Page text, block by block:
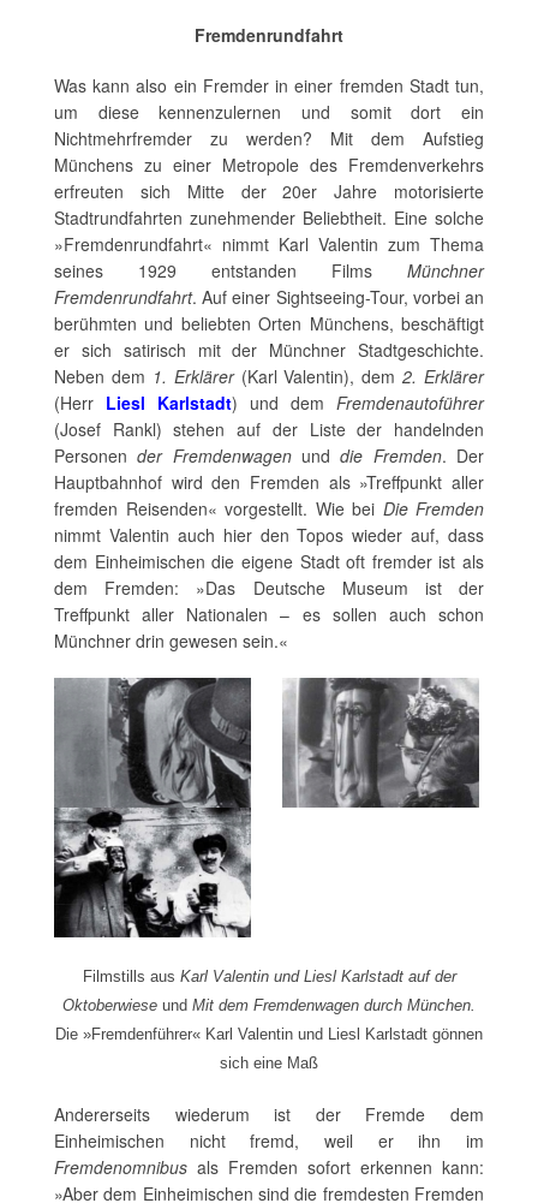
Fremdenrundfahrt
Was kann also ein Fremder in einer fremden Stadt tun,
um diese kennenzulernen und somit dort ein
Nichtmehrfremder zu werden? Mit dem Aufstieg
Münchens zu einer Metropole des Fremdenverkehrs
erfreuten sich Mitte der 20er Jahre motorisierte
Stadtrundfahrten zunehmender Beliebtheit. Eine solche
»Fremdenrundfahrt« nimmt Karl Valentin zum Thema
seines 1929 entstanden Films Münchner
Fremdenrundfahrt. Auf einer Sightseeing-Tour, vorbei an
berühmten und beliebten Orten Münchens, beschäftigt
er sich satirisch mit der Münchner Stadtgeschichte.
Neben dem 1. Erklärer(Karl Valentin), dem2. Erklärer
(Herr Liesl Karlstadt) und dem Fremdenautoführer
(Josef Rankl) stehen auf der Liste der handelnden
Personender Fremdenwagenunddie Fremden. Der
Hauptbahnhof wird den Fremden als »Treffpunkt aller
fremden Reisenden« vorgestellt. Wie bei Die Fremden
nimmt Valentin auch hier den Topos wieder auf, dass
dem Einheimischen die eigene Stadt oft fremder ist als
dem Fremden: »Das Deutsche Museum ist der
Treffpunkt aller Nationalen – es sollen auch schon
Münchner drin gewesen sein.«
Filmstills aus Karl Valentin und Liesl Karlstadt auf der
Oktoberwiese und Mit dem Fremdenwagen durch München.
Die »Fremdenführer« Karl Valentin und Liesl Karlstadt gönnen
sich eine Maß
Andererseits wiederum ist der Fremde dem
Einheimischen nicht fremd, weil er ihn im
Fremdenomnibus als Fremden sofort erkennen kann:
»Aber dem Einheimischen sind die fremdesten Fremden